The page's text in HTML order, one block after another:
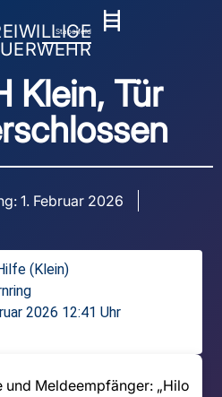
Stapelfeld
Klein, Tür
1. Februar 2026
(Klein)
2026 12:41 Uhr
und Meldeempfänger: „Hilo